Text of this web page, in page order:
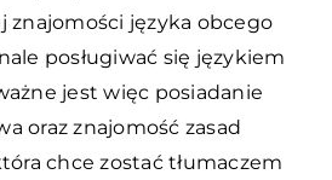
znajomości języka obcego
posługiwać się językiem
jest więc posiadanie
oraz znajomość zasad
chce zostać tłumaczem